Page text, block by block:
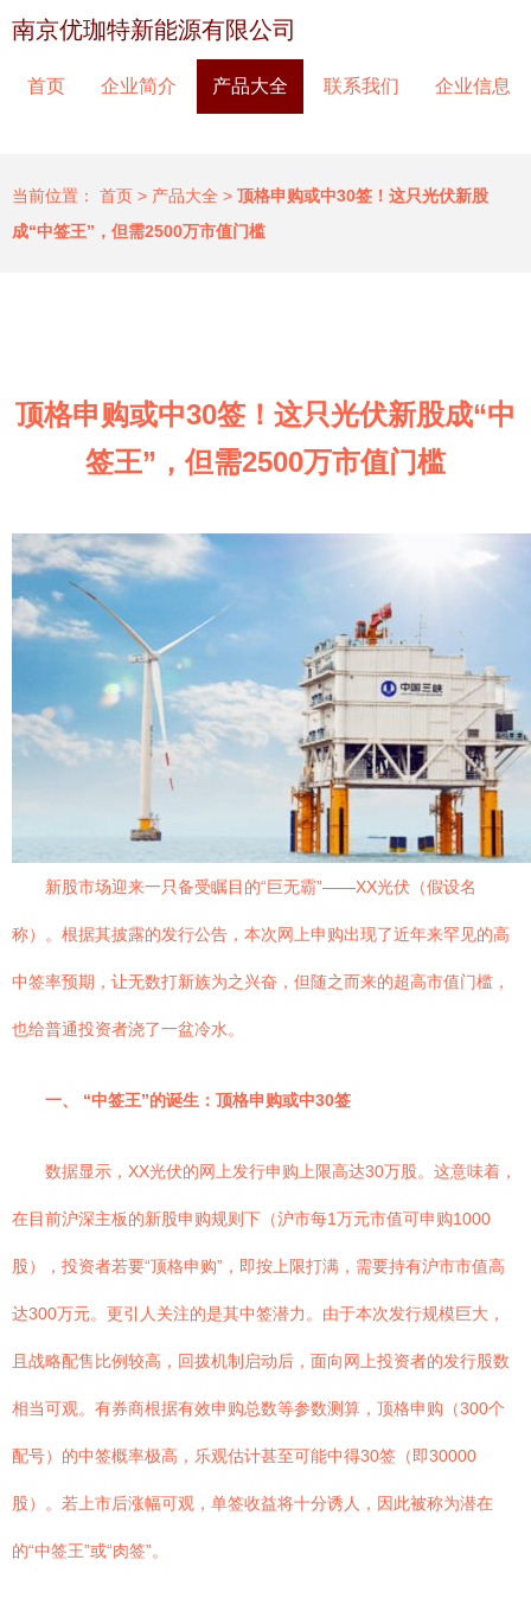
南京优珈特新能源有限公司
首页 企业简介 产品大全 联系我们 企业信息
当前位置： 首页 > 产品大全 > 顶格申购或中30签！这只光伏新股
成“中签王”，但需2500万市值门槛
顶格申购或中30签！这只光伏新股成“中
签王”，但需2500万市值门槛
新股市场迎来一只备受瞩目的“巨无霸”——XX光伏（假设名
称）。根据其披露的发行公告，本次网上申购出现了近年来罕见的高
中签率预期，让无数打新族为之兴奋，但随之而来的超高市值门槛，
也给普通投资者浇了一盆冷水。
一、 “中签王”的诞生：顶格申购或中30签
数据显示，XX光伏的网上发行申购上限高达30万股。这意味着，
在目前沪深主板的新股申购规则下（沪市每1万元市值可申购1000
股），投资者若要“顶格申购”，即按上限打满，需要持有沪市市值高
达300万元。更引人关注的是其中签潜力。由于本次发行规模巨大，
且战略配售比例较高，回拨机制启动后，面向网上投资者的发行股数
相当可观。有券商根据有效申购总数等参数测算，顶格申购（300个
配号）的中签概率极高，乐观估计甚至可能中得30签（即30000
股）。若上市后涨幅可观，单签收益将十分诱人，因此被称为潜在
的“中签王”或“肉签”。